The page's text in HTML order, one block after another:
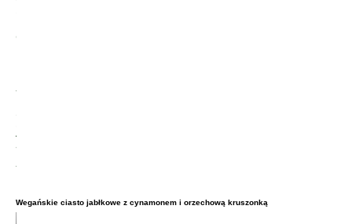
Wegańskie ciasto jabłkowe z cynamonem i orzechową kruszonką